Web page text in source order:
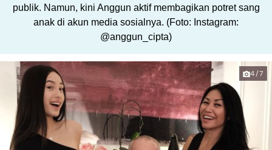
publik. Namun, kini Anggun aktif membagikan potret sang
anak di akun media sosialnya. (Foto: Instagram:
@anggun_cipta)
4/7